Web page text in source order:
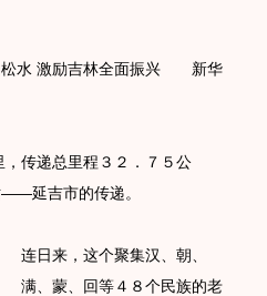
松水 激励吉林全面振兴 新华
传递总里程３２．７５公
——延吉市的传递。
连日来，这个聚集汉、朝、
满、蒙、回等４８个民族的老